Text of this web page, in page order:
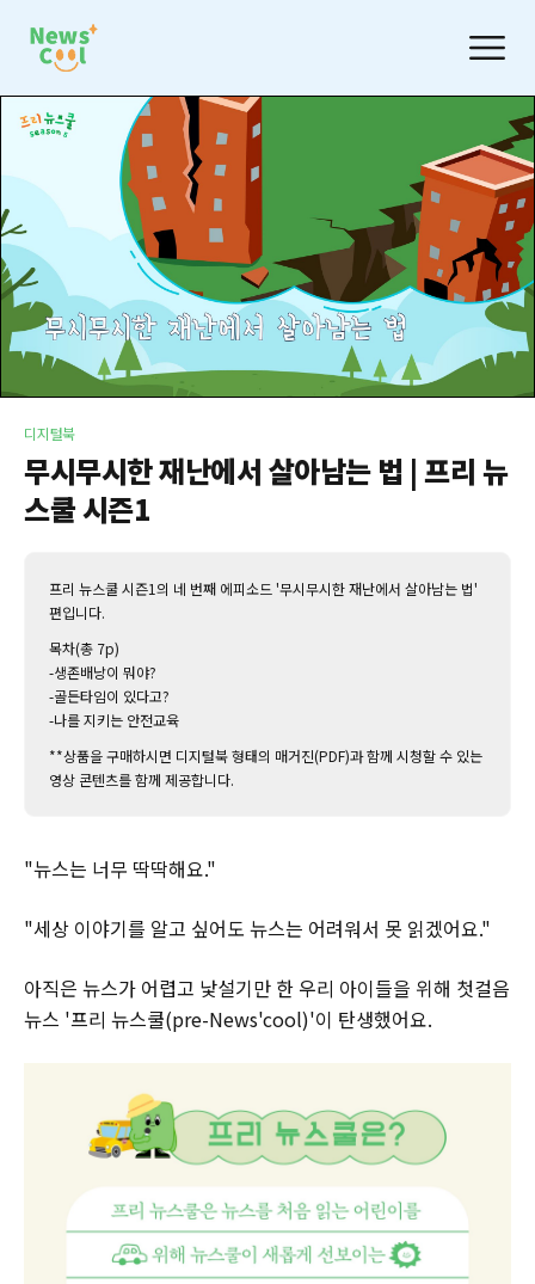
디지털북
무시무시한 재난에서 살아남는 법 | 프리 뉴
스쿨 시즌1
프리 뉴스쿨 시즌1의 네 번째 에피소드 '무시무시한 재난에서 살아남는 법'
편입니다.
목차(총 7p)
-생존배낭이 뭐야?
-골든타임이 있다고?
-나를 지키는 안전교육
**상품을 구매하시면 디지털북 형태의 매거진(PDF)과 함께 시청할 수 있는
영상 콘텐츠를 함께 제공합니다.
"뉴스는 너무 딱딱해요."
"세상 이야기를 알고 싶어도 뉴스는 어려워서 못 읽겠어요."
아직은 뉴스가 어렵고 낯설기만 한 우리 아이들을 위해 첫걸음
뉴스 '프리 뉴스쿨(pre-News'cool)'이 탄생했어요.